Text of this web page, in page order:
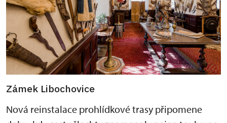
Zámek Libochovice
Nová reinstalace prohlídkové trasy připomene